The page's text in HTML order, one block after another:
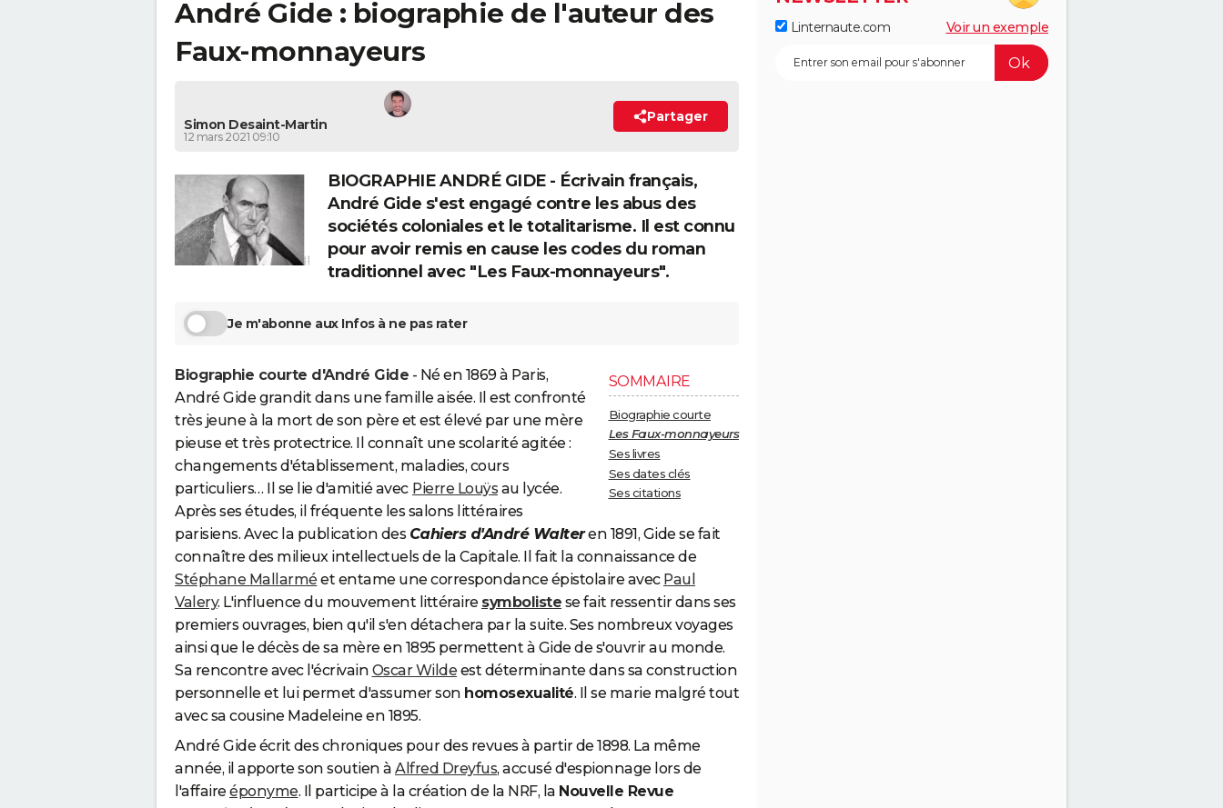
André Gide : biographie de l'auteur des
Faux-monnayeurs
Simon Desaint-Martin
12 mars 2021 09:10
Partager
BIOGRAPHIE ANDRÉ GIDE - Écrivain français,
André Gide s'est engagé contre les abus des
sociétés coloniales et le totalitarisme. Il est connu
pour avoir remis en cause les codes du roman
traditionnel avec "Les Faux-monnayeurs".
Je m'abonne aux Infos à ne pas rater
SOMMAIRE
Biographie courte
Les Faux-monnayeurs
Ses livres
Ses dates clés
Ses citations
Biographie courte d'André Gide - Né en 1869 à Paris,
André Gide grandit dans une famille aisée. Il est confronté
très jeune à la mort de son père et est élevé par une mère
pieuse et très protectrice. Il connaît une scolarité agitée :
changements d'établissement, maladies, cours
particuliers… Il se lie d'amitié avec Pierre Louÿs au lycée.
Après ses études, il fréquente les salons littéraires
parisiens. Avec la publication des Cahiers d'André Walteren 1891, Gide se fait
connaître des milieux intellectuels de la Capitale. Il fait la connaissance de
Stéphane Mallarmé et entame une correspondance épistolaire avec Paul
Valery. L'influence du mouvement littéraire symboliste se fait ressentir dans ses
premiers ouvrages, bien qu'il s'en détachera par la suite. Ses nombreux voyages
ainsi que le décès de sa mère en 1895 permettent à Gide de s'ouvrir au monde.
Sa rencontre avec l'écrivain Oscar Wilde est déterminante dans sa construction
personnelle et lui permet d'assumer son homosexualité. Il se marie malgré tout
avec sa cousine Madeleine en 1895.
André Gide écrit des chroniques pour des revues à partir de 1898. La même
année, il apporte son soutien à Alfred Dreyfus, accusé d'espionnage lors de
l'affaire éponyme. Il participe à la création de la NRF, la Nouvelle Revue
Linternaute.com Voir un exemple